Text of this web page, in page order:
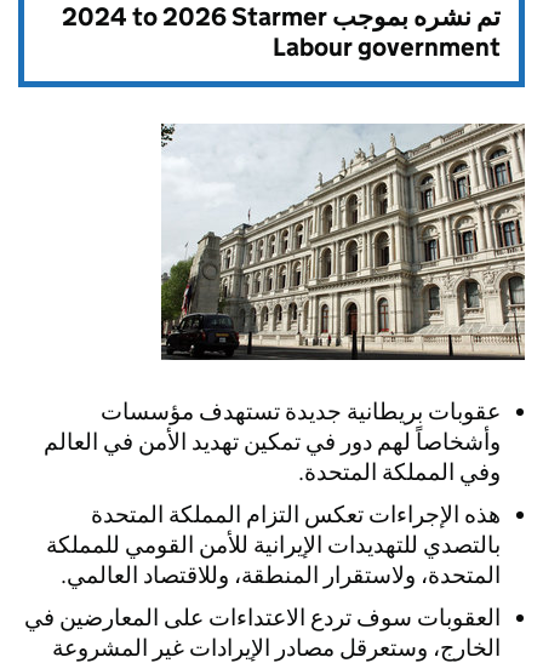
تم نشره بموجب2024 to 2026 Starmer
Labour government
عقوبات بريطانية جديدة تستهدف مؤسسات
وأشخاصاً لهم دور في تمكين تهديد الأمن في العالم
وفي المملكة المتحدة.
هذه الإجراءات تعكس التزام المملكة المتحدة
بالتصدي للتهديدات الإيرانية للأمن القومي للمملكة
المتحدة، ولاستقرار المنطقة، وللاقتصاد العالمي.
العقوبات سوف تردع الاعتداءات على المعارضين في
الخارج، وستعرقل مصادر الإيرادات غير المشروعة